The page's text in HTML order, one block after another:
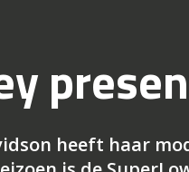
heeft haar